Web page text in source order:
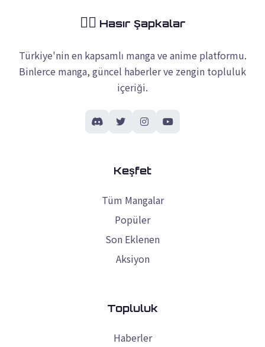
🏴‍☠️ Hasır Şapkalar
Türkiye'nin en kapsamlı manga ve anime platformu.
Binlerce manga, güncel haberler ve zengin topluluk
içeriği.
Keşfet
Tüm Mangalar
Popüler
Son Eklenen
Aksiyon
Topluluk
Haberler